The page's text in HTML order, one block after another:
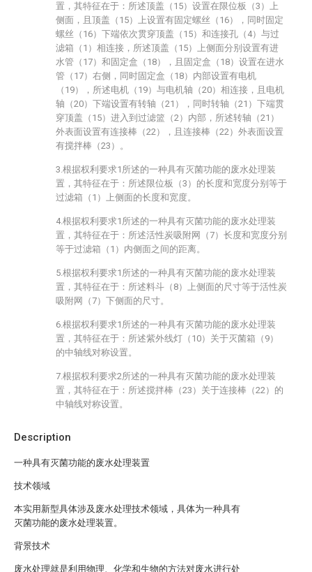
Description
一种具有灭菌功能的废水处理装置
技术领域
本实用新型具体涉及废水处理技术领域，具体为一种具有
灭菌功能的废水处理装置。
背景技术
废水处理就是利用物理、化学和生物的方法对废水进行处
置，其特征在于：所述顶盖（15）设置在限位板（3）上
侧面，且顶盖（15）上设置有固定螺丝（16），同时固定
螺丝（16）下端依次贯穿顶盖（15）和连接孔（4）与过
滤箱（1）相连接，所述顶盖（15）上侧面分别设置有进
水管（17）和固定盒（18），且固定盒（18）设置在进水
管（17）右侧，同时固定盒（18）内部设置有电机
（19），所述电机（19）与电机轴（20）相连接，且电机
轴（20）下端设置有转轴（21），同时转轴（21）下端贯
穿顶盖（15）进入到过滤篮（2）内部，所述转轴（21）
外表面设置有连接棒（22），且连接棒（22）外表面设置
有搅拌棒（23）。
3.根据权利要求1所述的一种具有灭菌功能的废水处理装
置，其特征在于：所述限位板（3）的长度和宽度分别等于
过滤箱（1）上侧面的长度和宽度。
4.根据权利要求1所述的一种具有灭菌功能的废水处理装
置，其特征在于：所述活性炭吸附网（7）长度和宽度分别
等于过滤箱（1）内侧面之间的距离。
5.根据权利要求1所述的一种具有灭菌功能的废水处理装
置，其特征在于：所述料斗（8）上侧面的尺寸等于活性炭
吸附网（7）下侧面的尺寸。
6.根据权利要求1所述的一种具有灭菌功能的废水处理装
置，其特征在于：所述紫外线灯（10）关于灭菌箱（9）
的中轴线对称设置。
7.根据权利要求2所述的一种具有灭菌功能的废水处理装
置，其特征在于：所述搅拌棒（23）关于连接棒（22）的
中轴线对称设置。